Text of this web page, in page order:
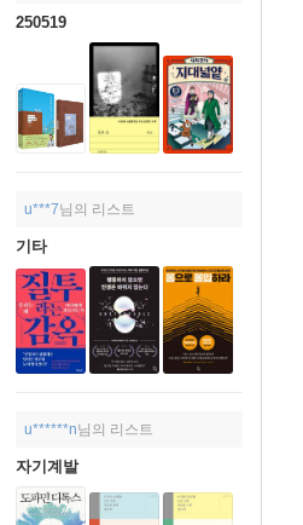
250519
u***7님의 리스트
기타
u******n님의 리스트
자기계발